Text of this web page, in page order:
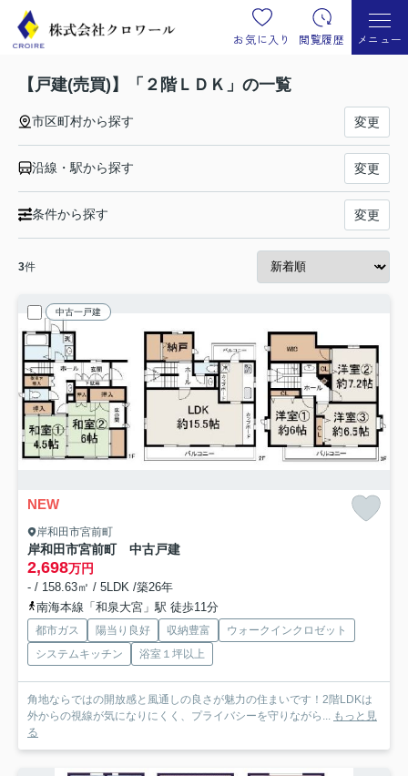
お気に入り 閲覧履歴 メニュー
【戸建(売買)】「２階ＬＤＫ」の一覧
市区町村から探す 変更
沿線・駅から探す 変更
条件から探す 変更
3件
中古一戸建
NEW
岸和田市宮前町
岸和田市宮前町 中古戸建
2,698万円
- / 158.63㎡ / 5LDK /築26年
南海本線「和泉大宮」駅 徒歩11分
都市ガス 陽当り良好 収納豊富
ウォークインクロゼット
システムキッチン
浴室１坪以上
角地ならではの開放感と風通しの良さが魅力の住まいです！2階LDKは
外からの視線が気になりにくく、プライバシーを守りながら...
もっと見
る